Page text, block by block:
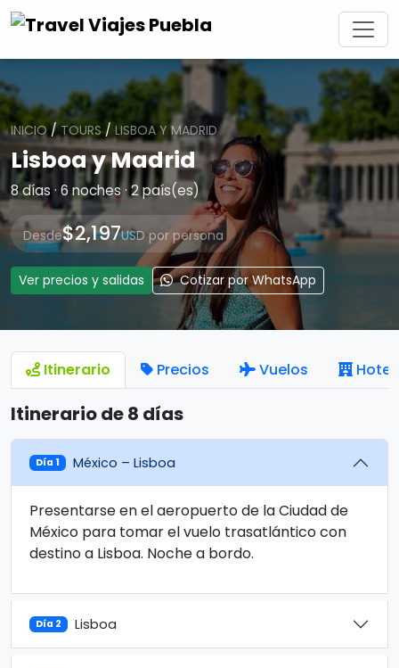
INICIO/TOURS / LISBOA Y MADRID
Lisboa y Madrid
8 días · 6 noches · 2 país(es)
Desde$2,197USD por persona
Ver precios y salidas Cotizar por WhatsApp
Itinerario Precios Vuelos
Itinerario de 8 días
Día 1 México – Lisboa
Presentarse en el aeropuerto de la Ciudad de
México para tomar el vuelo trasatlántico con
destino a Lisboa. Noche a bordo.
Día 2 Lisboa